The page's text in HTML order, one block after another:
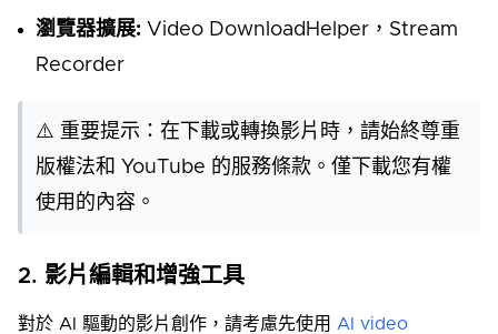
瀏覽器擴展: Video DownloadHelper，Stream
Recorder
⚠️ 重要提示：在下載或轉換影片時，請始終尊重
版權法和 YouTube 的服務條款。僅下載您有權
使用的內容。
2. 影片編輯和增強工具
對於 AI 驅動的影片創作，請考慮先使用 AI video